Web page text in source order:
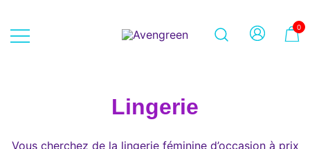
content
0
Lingerie
Vous cherchez de la lingerie féminine d’occasion à prix